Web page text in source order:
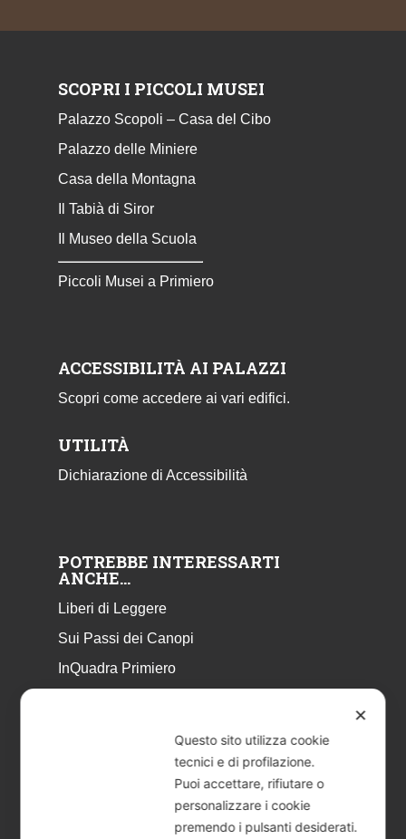
SCOPRI I PICCOLI MUSEI
Palazzo Scopoli – Casa del Cibo
Palazzo delle Miniere
Casa della Montagna
Il Tabià di Siror
Il Museo della Scuola
Piccoli Musei a Primiero
ACCESSIBILITÀ AI PALAZZI
Scopri come accedere ai vari edifici.
UTILITÀ
Dichiarazione di Accessibilità
POTREBBE INTERESSARTI
ANCHE…
Liberi di Leggere
Sui Passi dei Canopi
InQuadra Primiero
Libretto Eventi – estate 2026
✕
Questo sito utilizza cookie
tecnici e di profilazione.
Puoi accettare, rifiutare o
personalizzare i cookie
premendo i pulsanti desiderati.